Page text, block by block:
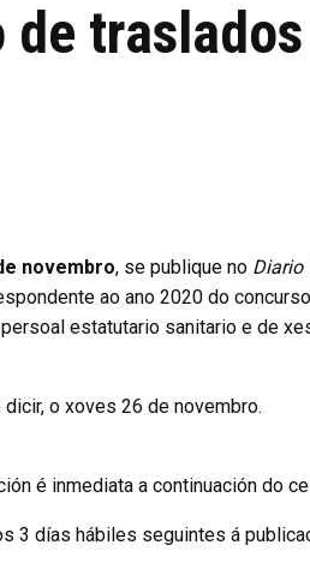
traslados
novembro, se publique no Diario
ao ano 2020 do
estatutario sanitario e de
o xoves 26 de novembro.
é inmediata a continuación do
3 días hábiles seguintes á